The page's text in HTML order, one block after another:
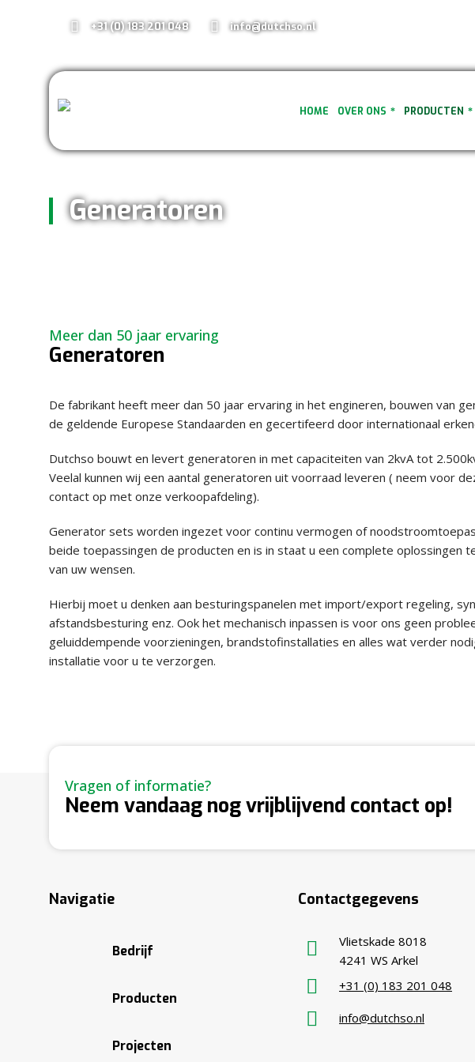
+31 (0) 183 201 048 info@dutchso.nl
HOME OVER ONS PRODUCTEN
Generatoren
Meer dan 50 jaar ervaring
Generatoren
De fabrikant heeft meer dan 50 jaar ervaring in het engineren, bouwen van
de geldende Europese Standaarden en gecertifeerd door internationaal
Dutchso bouwt en levert generatoren in met capaciteiten van 2kvA tot
Veelal kunnen wij een aantal generatoren uit voorraad leveren ( neem voor
contact op met onze verkoopafdeling).
Generator sets worden ingezet voor continu vermogen of
beide toepassingen de producten en is in staat u een complete oplossingen
van uw wensen.
Hierbij moet u denken aan besturingspanelen met import/export regeling,
afstandsbesturing enz. Ook het mechanisch inpassen is voor ons geen
geluiddempende voorzieningen, brandstofinstallaties en alles wat verder
installatie voor u te verzorgen.
Vragen of informatie?
Neem vandaag nog vrijblijvend contact op!
Navigatie
Bedrijf
Producten
Projecten
Contactgegevens
Vlietskade 8018
4241 WS Arkel
+31 (0) 183 201 048
info@dutchso.nl